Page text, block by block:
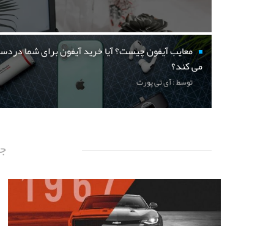
معایب آیفون چیست؟ آیا خرید آیفون برای شما
می کند؟
توسط : آی تی پورت